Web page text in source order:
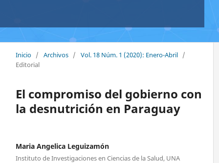
Inicio / Archivos / Vol. 18 Núm. 1 (2020): Enero-Abril /
Editorial
El compromiso del gobierno con
la desnutrición en Paraguay
Maria Angelica Leguizamón
Instituto de Investigaciones en Ciencias de la Salud, UNA